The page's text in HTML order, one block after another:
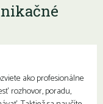
ako profesionálne
rozhovor, poradu,